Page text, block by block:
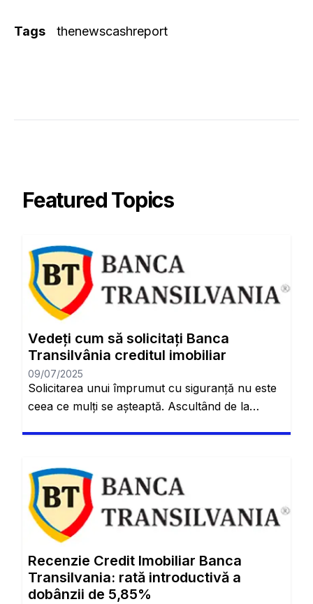
Tags thenewscashreport
Featured Topics
Vedeți cum să solicitați Banca
Transilvânia creditul imobiliar
09/07/2025
Solicitarea unui împrumut cu siguranță nu este
ceea ce mulți se așteaptă. Ascultând de la
mai multe. Acest împrumut este tipul care vă
permite să obțineți propria locuință. Este, așa
cum probabil ați […]
Recenzie Credit Imobiliar Banca
Transilvania: rată introductivă a
dobânzii de 5,85%